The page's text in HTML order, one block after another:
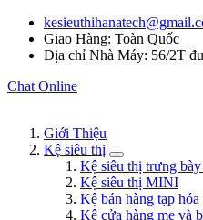
Giao Hàng: Toàn Quốc
Địa chỉ Nhà Máy: 56/2T
Chat Online
Giới Thiệu
Kệ siêu thị
Kệ siêu thị trưng bày
Kệ siêu thị MINI
Kệ bán hàng tạp hóa
Kệ cửa hàng mẹ và